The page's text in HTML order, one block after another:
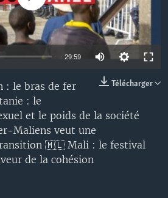
29:59
Télécharger
le bras de fer
: le
et le poids de la société
Maliens veut une
🇲🇱 Mali : le festival
de la cohésion